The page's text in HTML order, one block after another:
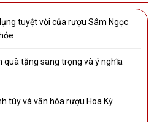
tuyệt vời của rượu Sâm Ngọc
quà tặng sang trọng và ý nghĩa
túy và văn hóa rượu Hoa Kỳ